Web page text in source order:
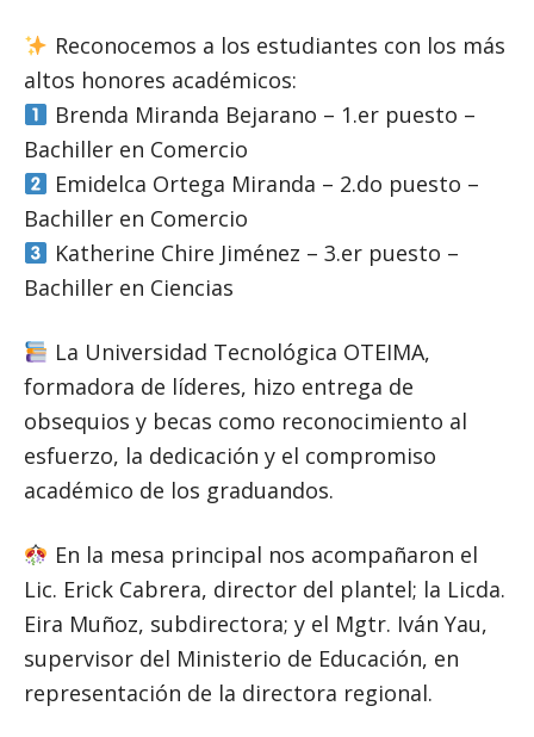
Reconocemos a los estudiantes con los más
altos honores académicos:
Brenda Miranda Bejarano – 1.er puesto –
Bachiller en Comercio
Emidelca Ortega Miranda – 2.do puesto –
Bachiller en Comercio
Katherine Chire Jiménez – 3.er puesto –
Bachiller en Ciencias
La Universidad Tecnológica OTEIMA,
formadora de líderes, hizo entrega de
obsequios y becas como reconocimiento al
esfuerzo, la dedicación y el compromiso
académico de los graduandos.
En la mesa principal nos acompañaron el
Lic. Erick Cabrera, director del plantel; la Licda.
Eira Muñoz, subdirectora; y el Mgtr. Iván Yau,
supervisor del Ministerio de Educación, en
representación de la directora regional.